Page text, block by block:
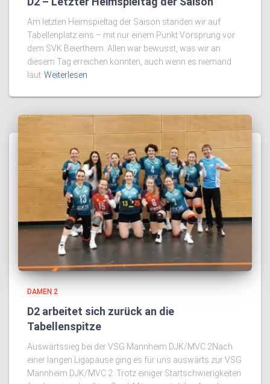
Am letzten Heimspieltag der Saison standen wir auf
Tabellenplatz eins – mit nur einem Punkt Vorsprung vor
dem SVK Beiertheim. Allen war bewusst, was wir an
diesem Tag erreichen konnten, auch wenn es niemand
laut Weiterlesen
DAMEN 2
D2 arbeitet sich zurück an die
Tabellenspitze
Auswärtssieg bei der VSG Mannheim DJK/MVC 2Nach
einer langen Ligapause ging es für uns auswärts zur VSG
Mannheim DJK/MVC 2. Trotz einiger Startschwierigkeiten